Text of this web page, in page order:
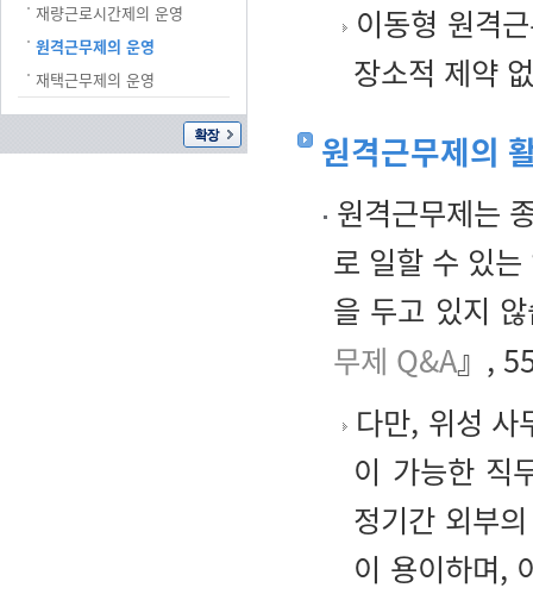
재량근로시간제의 운영
원격근무제의 운영
재택근무제의 운영
이동형 원격
장소적 제약
원격근무제의
원격근무제는
로 일할 수 있
을 두고 있지
무제 Q&A』,
다만, 위성 사
이 가능한 직
정기간 외부
이 용이하며,